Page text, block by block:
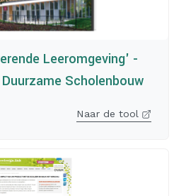
Leeromgeving' -
Scholenbouw
Naar de tool